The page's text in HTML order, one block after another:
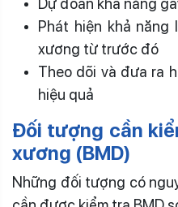
Dự đoán khả năng
Phát hiện khả
xương từ trước đó
Theo dõi và đưa ra
hiệu quả
Đối tượng cần
xương (BMD)
Những đối tượng có